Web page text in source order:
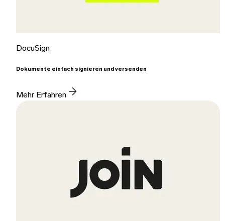
DocuSign
Dokumente einfach signieren und versenden
Mehr Erfahren